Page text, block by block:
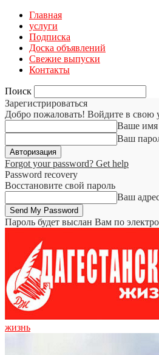
Главная
услуги
Подписка
Доска объявлений
Свежие выпуски
Контакты
Поиск
Зарегистрироваться
Добро пожаловать! Войдите в свою
Ваше имя
Ваш
Forgot your password? Get help
Password recovery
Восстановите свой пароль
Ваш
Пароль будет выслан Вам по
жизнь